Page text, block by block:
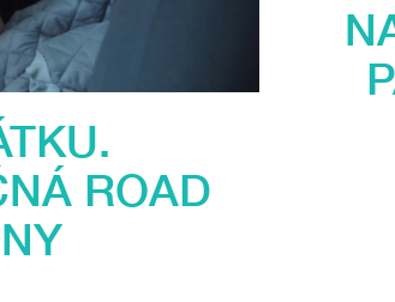
ROAD